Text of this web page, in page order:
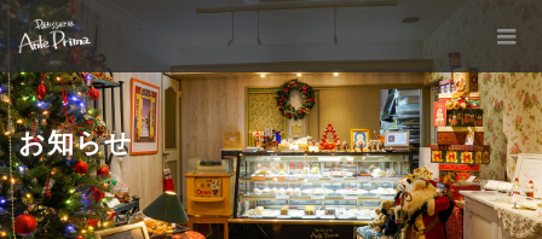
お知らせ